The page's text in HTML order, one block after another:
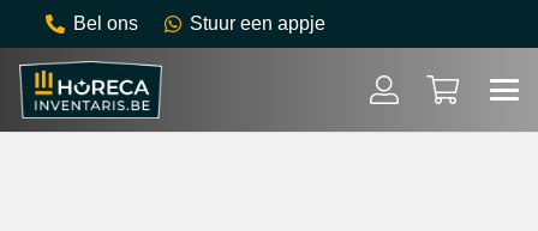
Bel ons Stuur een appje